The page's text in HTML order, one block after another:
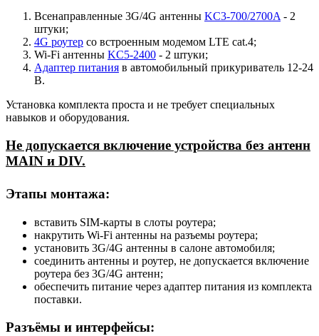
Всенаправленные 3G/4G антенны KC3-700/2700A - 2
штуки;
4G роутер со встроенным модемом LTE cat.4;
Wi-Fi антенны KC5-2400 - 2 штуки;
Адаптер питания в автомобильный прикуриватель 12-24
В.
Установка комплекта проста и не требует специальных
навыков и оборудования.
Не допускается включение устройства без антенн
MAIN и DIV.
Этапы монтажа:
вставить SIM-карты в слоты роутера;
накрутить Wi-Fi антенны на разъемы роутера;
установить 3G/4G антенны в салоне автомобиля;
соединить антенны и роутер, не допускается включение
роутера без 3G/4G антенн;
обеспечить питание через адаптер питания из комплекта
поставки.
Разъёмы и интерфейсы: